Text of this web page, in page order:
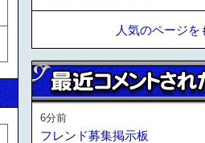
人気のページを
6分前
フレンド募集掲示板